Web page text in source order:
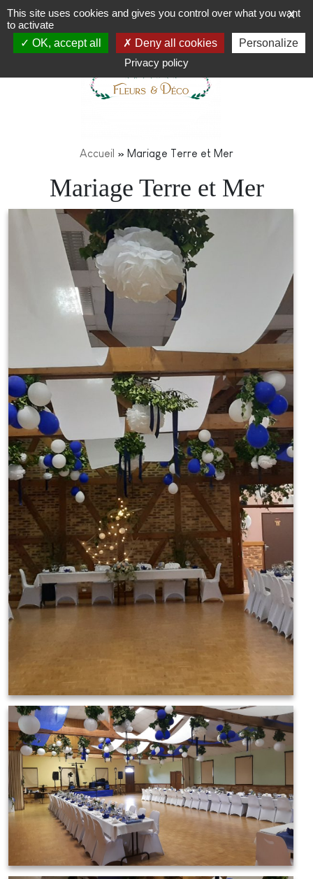
Accueil » Mariage Terre et Mer
Mariage Terre et Mer
X
This site uses cookies and gives you control over what you want
to activate
OK, accept all
Deny all cookies
Personalize
Privacy policy